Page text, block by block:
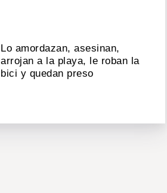
Lo amordazan, asesinan,
arrojan a la playa, le roban la
bici y quedan preso